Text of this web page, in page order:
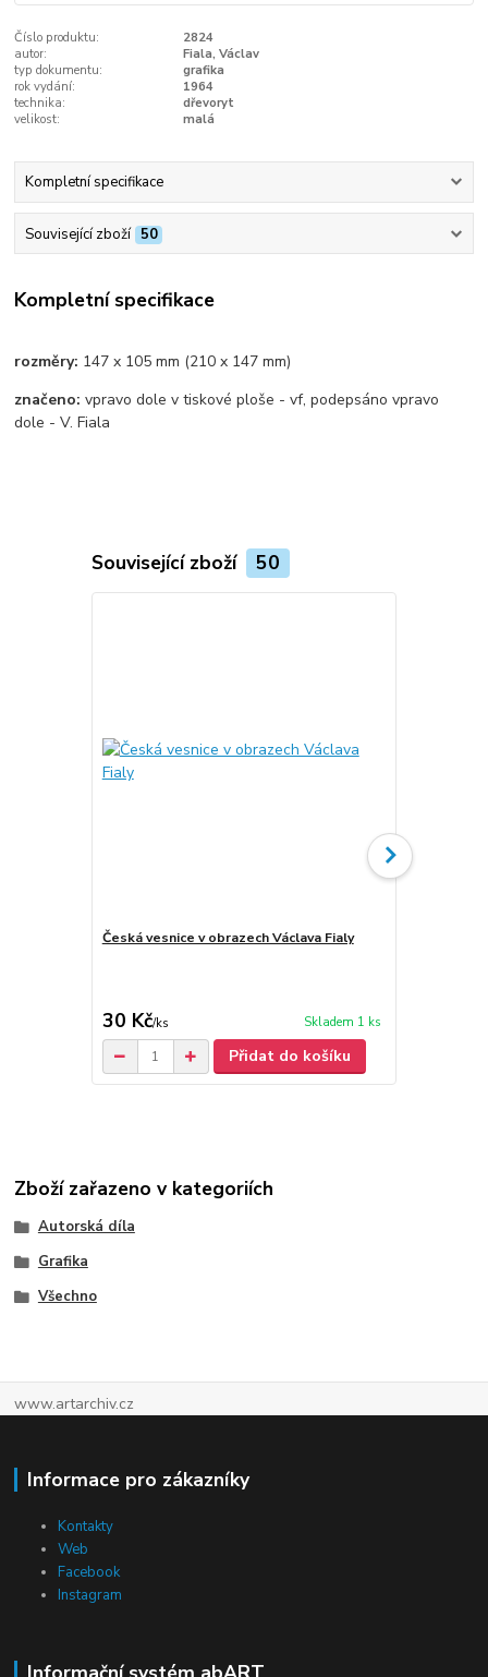
Číslo produktu:
2824
autor:
Fiala, Václav
typ dokumentu:
grafika
rok vydání:
1964
technika:
dřevoryt
velikost:
malá
Kompletní specifikace
Související zboží 50
Kompletní specifikace
rozměry: 147 x 105 mm (210 x 147 mm)
značeno: vpravo dole v tiskové ploše - vf, podepsáno vpravo
dole - V. Fiala
Související zboží 50
Česká vesnice v obrazech Václava Fialy
30 Kč/ks Skladem 1 ks
Přidat do košíku
Zboží zařazeno v kategoriích
Autorská díla
Grafika
Všechno
www.artarchiv.cz
Informace pro zákazníky
Kontakty
Web
Facebook
Instagram